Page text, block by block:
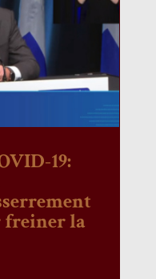
19:
freiner la